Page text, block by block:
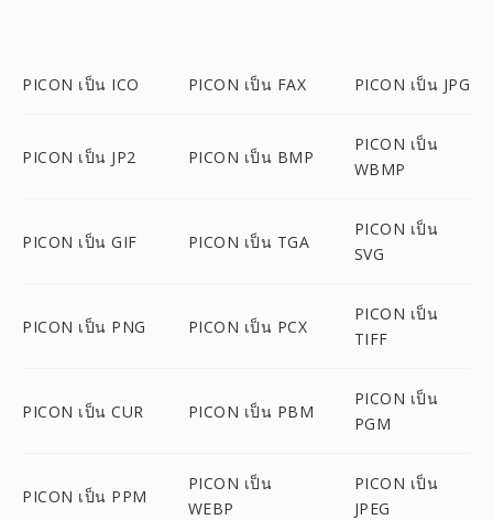
PICON เป็น ICO PICON เป็น FAX PICON เป็น JPG
PICON เป็น JP2 PICON เป็น BMP
PICON เป็น
WBMP
PICON เป็น GIF PICON เป็น TGA
PICON เป็น
SVG
PICON เป็น PNG PICON เป็น PCX
PICON เป็น
TIFF
PICON เป็น CUR PICON เป็น PBM
PICON เป็น
PGM
PICON เป็น PPM
PICON เป็น
WEBP
PICON เป็น
JPEG